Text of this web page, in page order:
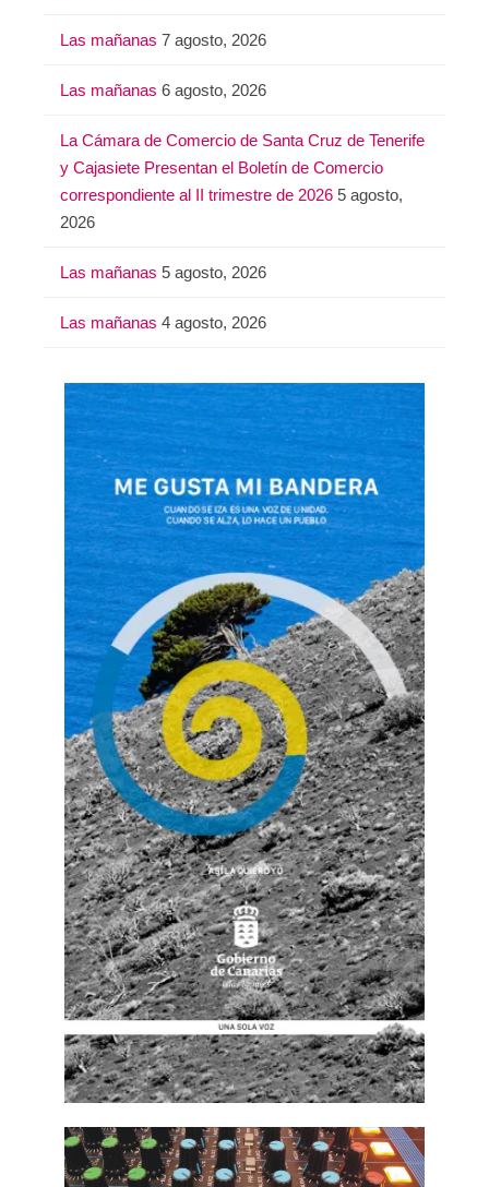
Las mañanas 7 agosto, 2026
Las mañanas 6 agosto, 2026
La Cámara de Comercio de Santa Cruz de Tenerife
y Cajasiete Presentan el Boletín de Comercio
correspondiente al II trimestre de 2026 5 agosto,
2026
Las mañanas 5 agosto, 2026
Las mañanas 4 agosto, 2026